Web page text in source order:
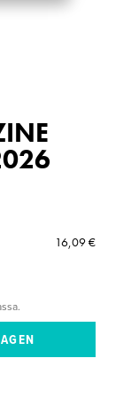
16,09 €